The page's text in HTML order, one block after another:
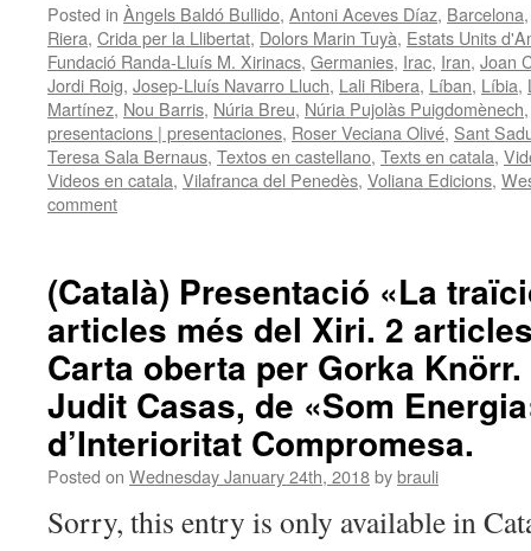
Posted in Àngels Baldó Bullido, Antoni Aceves Díaz, Barcelona
Riera, Crida per la Llibertat, Dolors Marin Tuyà, Estats Units
Fundació Randa-Lluís M. Xirinacs, Germanies, Irac, Iran, Joan
Jordi Roig, Josep-Lluís Navarro Lluch, Lali Ribera, Líban, Líbia,
Martínez, Nou Barris, Núria Breu, Núria Pujolàs Puigdomènech
presentacions | presentaciones, Roser Veciana Olivé, Sant
Teresa Sala Bernaus, Textos en castellano, Texts en catala,
Videos en catala, Vilafranca del Penedès, Voliana Edicions,
comment
(Català) Presentació «La
articles més del Xiri. 2
Carta oberta per Gorka
Judit Casas, de «Som
d’Interioritat Compromesa.
Posted on Wednesday January 24th, 2018bybrauli
Sorry, this entry is only available in